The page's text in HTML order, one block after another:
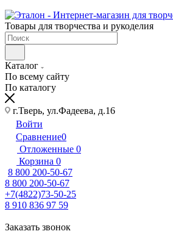
Товары для творчества и рукоделия
Каталог
По всему сайту
По каталогу
г.Тверь, ул.Фадеева, д.16
Войти
Сравнение0
Отложенные 0
Корзина 0
8 800 200-50-67
8 800 200-50-67
+7(4822)73-50-25
8 910 836 97 59
Заказать звонок